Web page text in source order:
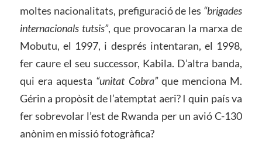
moltes nacionalitats, prefiguració de les “brigades
internacionals tutsis”, que provocaran la marxa de
Mobutu, el 1997, i després intentaran, el 1998,
fer caure el seu successor, Kabila. D’altra banda,
qui era aquesta “unitat Cobra”que menciona M.
Gérin a propòsit de l’atemptat aeri? I quin país va
fer sobrevolar l’est de Rwanda per un avió C-130
anònim en missió fotogràfica?